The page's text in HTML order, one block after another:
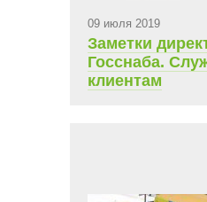
09 июля 2019
Заметки
Госснаба.
клиентам